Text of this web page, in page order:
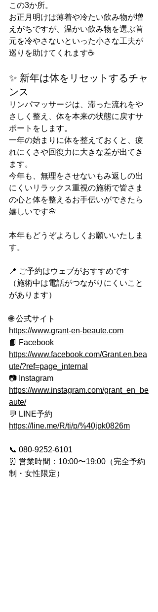
この3か所。
お正月明けは薄着や冷たい飲み物が増
えがちですが、温かい飲み物を選ぶ首
元を冷やさないといった小さな工夫が
巡りを助けてくれます☕
✨ 新年は体をリセットするチャ
ンス
リンパマッサージは、滞った流れをや
さしく整え、体を本来の状態に戻すサ
ポートをします。
一年の始まりに体を整えておくと、疲
れにくさや回復力に大きな差が出てき
ます。
今年も、無理をさせないもみ返しの出
にくいリラックス重視の施術で皆さま
の心と体を整えるお手伝いができたら
嬉しいです🌸
本年もどうぞよろしくお願いいたしま
す。
📍 ご予約はウェブがおすすめです
（施術中は電話がつながりにくいこと
があります）
🌐 公式サイト
https://www.grant-en-beaute.com
📘 Facebook
https://www.facebook.com/Grant.en.bea
ute/?ref=page_internal
📷 Instagram
https://www.instagram.com/grant_en_be
aute/
💬 LINE予約
https://line.me/R/ti/p/%40jpk0826m
📞 080-9252-6101
⏰ 営業時間：10:00〜19:00（完全予約
制・女性限定）